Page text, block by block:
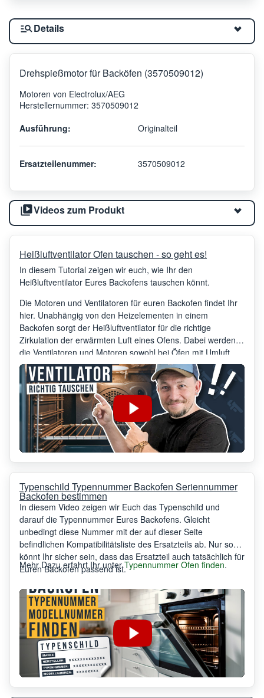
Details
Drehspießmotor für Backöfen (3570509012)
Motoren von Electrolux/AEG
Herstellernummer: 3570509012
Ausführung:
Originalteil
Ersatzteilenummer: 3570509012
Videos zum Produkt
Heißluftventilator Ofen tauschen - so geht es!
In diesem Tutorial zeigen wir euch, wie Ihr den
Heißluftventilator Eures Backofens tauschen könnt.
Die Motoren und Ventilatoren für euren Backofen findet Ihr
hier. Unabhängig von den Heizelementen in einem
Backofen sorgt der Heißluftventilator für die richtige
Zirkulation der erwärmten Luft eines Ofens. Dabei werden
die Ventilatoren und Motoren sowohl bei Öfen mit Umluft,
als auch bei Heißluftöfen verwendet. Entscheidend für die
exakten Begrifflichkeiten ist dabei nur die Anordnung der
jeweiligen Heizelemente.
Typenschild Typennummer Backofen Seriennummer
Backofen bestimmen
In diesem Video zeigen wir Euch das Typenschild und
darauf die Typennummer Eures Backofens. Gleicht
unbedingt diese Nummer mit der auf dieser Seite
befindlichen Kompatibilitätsliste des Ersatzteils ab. Nur so
könnt Ihr sicher sein, dass das Ersatzteil auch tatsächlich für
Euren Backofen passend ist.
Mehr Dazu erfahrt Ihr unterTypennummer Ofen finden.